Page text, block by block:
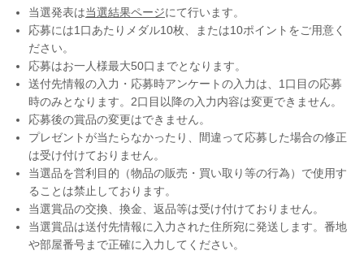
当選発表は当選結果ページにて行います。
応募には1口あたりメダル10枚、または10ポイントをご用意く
ださい。
応募はお一人様最大50口までとなります。
送付先情報の入力・応募時アンケートの入力は、1口目の応募
時のみとなります。2口目以降の入力内容は変更できません。
応募後の賞品の変更はできません。
プレゼントが当たらなかったり、間違って応募した場合の修正
は受け付けておりません。
当選品を営利目的（物品の販売・買い取り等の行為）で使用す
ることは禁止しております。
当選賞品の交換、換金、返品等は受け付けておりません。
当選賞品は送付先情報に入力された住所宛に発送します。番地
や部屋番号まで正確に入力してください。